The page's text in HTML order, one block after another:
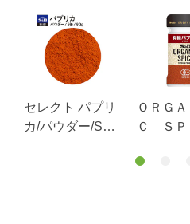
セレクト パプリ
カ/パウダー/S缶
ＯＲＧＡ
Ｃ ＳＰ
カ（パウ